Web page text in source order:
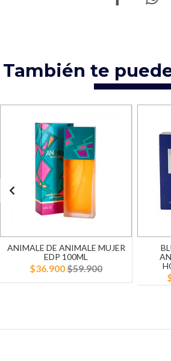
También te
ANIMALE DE ANIMALE MUJER
EDP 100ML
$36.900$59.900